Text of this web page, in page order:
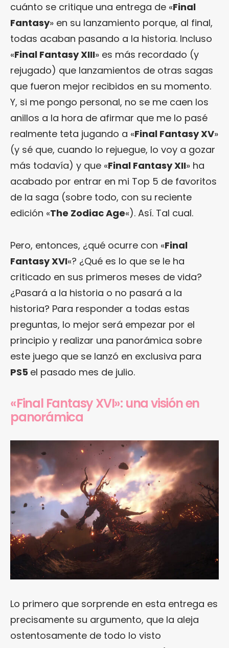
cuánto se critique una entrega de «Final
Fantasy» en su lanzamiento porque, al final,
todas acaban pasando a la historia. Incluso
«Final Fantasy XIII» es más recordado (y
rejugado) que lanzamientos de otras sagas
que fueron mejor recibidos en su momento.
Y, si me pongo personal, no se me caen los
anillos a la hora de afirmar que me lo pasé
realmente teta jugando a «Final Fantasy XV»
(y sé que, cuando lo rejuegue, lo voy a gozar
más todavía) y que «Final Fantasy XII» ha
acabado por entrar en mi Top 5 de favoritos
de la saga (sobre todo, con su reciente
edición «The Zodiac Age«). Así. Tal cual.
Pero, entonces, ¿qué ocurre con «Final
Fantasy XVI«? ¿Qué es lo que se le ha
criticado en sus primeros meses de vida?
¿Pasará a la historia o no pasará a la
historia? Para responder a todas estas
preguntas, lo mejor será empezar por el
principio y realizar una panorámica sobre
este juego que se lanzó en exclusiva para
PS5 el pasado mes de julio.
«Final Fantasy XVI»: una visión en
panorámica
Lo primero que sorprende en esta entrega es
precisamente su argumento, que la aleja
ostentosamente de todo lo visto